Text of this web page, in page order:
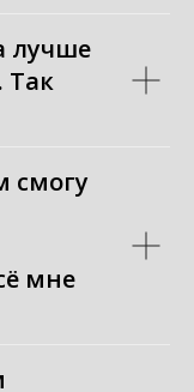
лучше
Так
смогу
мне